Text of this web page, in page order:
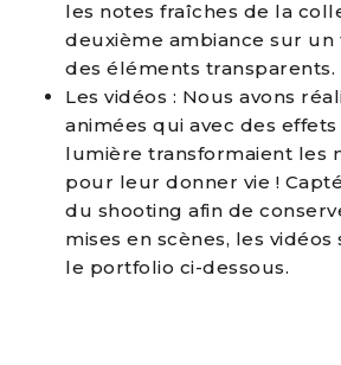
les notes fraîches de la
deuxième ambiance sur un
des éléments transparents.
Les vidéos : Nous avons
animées qui avec des
lumière transformaient les
pour leur donner vie !
du shooting afin de
mises en scènes, les vidéos
le portfolio ci-dessous.